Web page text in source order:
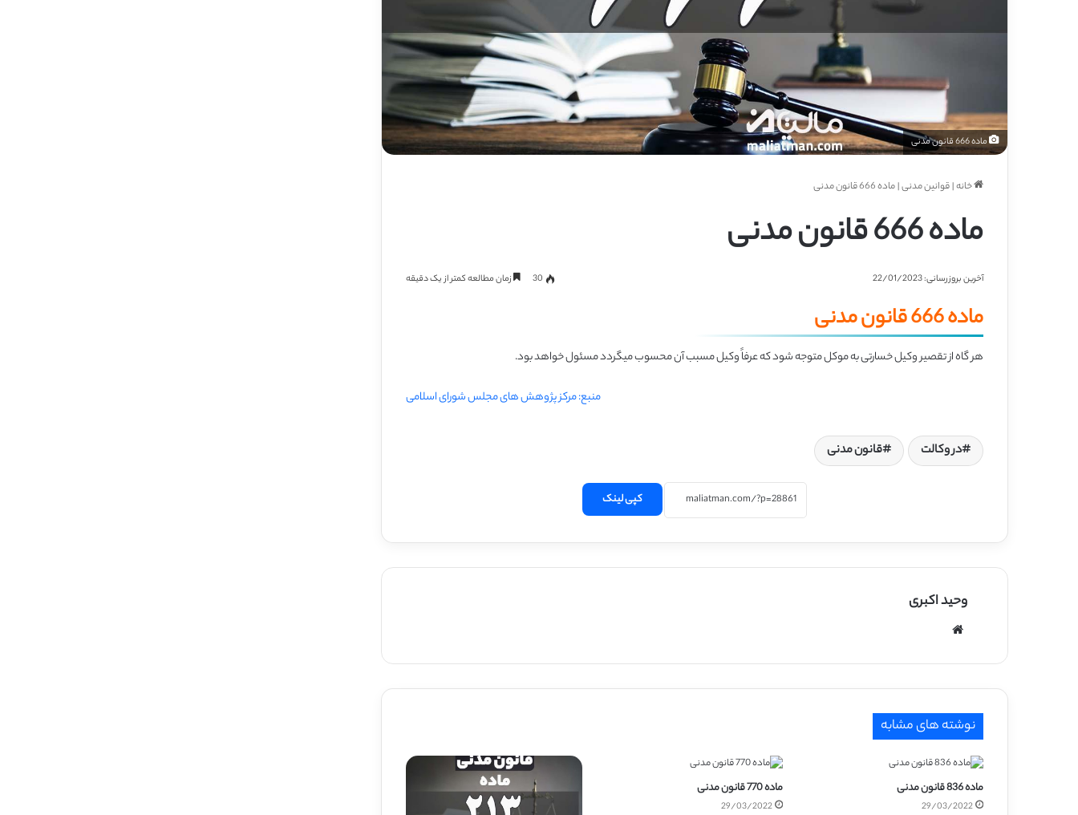
ماده 666 قانون مدنی
خانه|قوانین مدنی|ماده 666 قانون مدنی
ماده 666 قانون مدنی
آخرین بروزرسانی: 22/01/2023 30 زمان مطالعه کمتر از یک دقیقه
ماده 666 قانون مدنی
هر گاه از تقصیر وکیل خسارتی به موکل متوجه شود که عرفاً وکیل مسبب آن محسوبمیگردد مسئول خواهد بود.
منبع: مرکز پژوهش های مجلس شورای اسلامی
در وکالت قانون مدنی
کپی لینک
وحید اکبری
نوشته های مشابه
ماده 836 قانون مدنی
29/03/2022
ماده 770 قانون مدنی
29/03/2022